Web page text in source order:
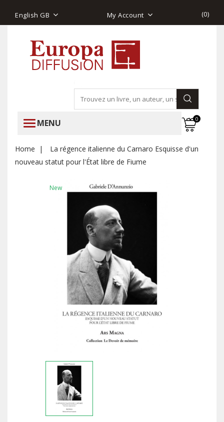
English GB My Account (0)
MENU 0
Home
La régence italienne du Carnaro Esquisse d'un
nouveau statut pour l'État libre de Fiume
New